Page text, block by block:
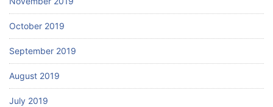
October 2019
September 2019
August 2019
July 2019